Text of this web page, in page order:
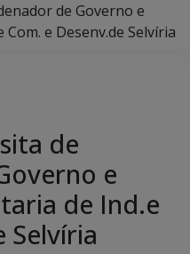
de Governo e
e Desenv.de Selvíria
de
e
de Ind.e
Selvíria